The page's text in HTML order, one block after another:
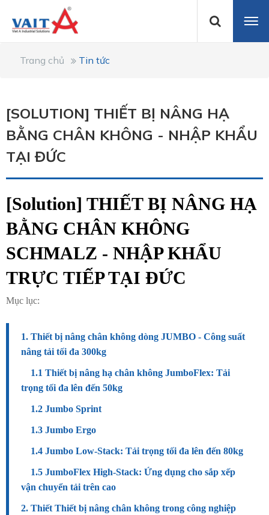
Trang chủ Tin tức
[SOLUTION] THIẾT BỊ NÂNG HẠ
BẰNG CHÂN KHÔNG - NHẬP KHẨU
TẠI ĐỨC
[Solution] THIẾT BỊ NÂNG HẠ
BẰNG CHÂN KHÔNG
SCHMALZ - NHẬP KHẨU
TRỰC TIẾP TẠI ĐỨC
Mục lục:
1. Thiết bị nâng chân không dòng JUMBO - Công suất
nâng tải tối đa 300kg
1.1 Thiết bị nâng hạ chân không JumboFlex: Tải
trọng tối đa lên đến 50kg
1.2 Jumbo Sprint
1.3 Jumbo Ergo
1.4 Jumbo Low-Stack: Tải trọng tối đa lên đến 80kg
1.5 JumboFlex High-Stack: Ứng dụng cho sắp xếp
vận chuyển tải trên cao
2. Thiết Thiết bị nâng chân không trong công nghiệp